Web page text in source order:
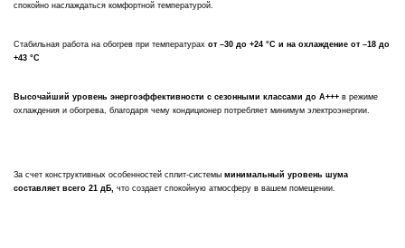
спокойно наслаждаться комфортной температурой.
Стабильная работа на обогрев при температурах от –30 до +24 °C и на охлаждение от –18 до
+43 °C
Высочайший уровень энергоэффективности с сезонными классами до А+++ в режиме
охлаждения и обогрева, благодаря чему кондиционер потребляет минимум электроэнергии.
За счет конструктивных особенностей сплит-системы минимальный уровень шума
составляет всего 21 дБ, что создает спокойную атмосферу в вашем помещении.